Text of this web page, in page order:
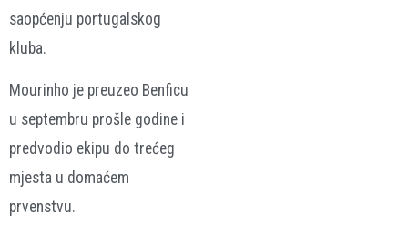
saopćenju portugalskog
kluba.
Mourinho je preuzeo Benficu
u septembru prošle godine i
predvodio ekipu do trećeg
mjesta u domaćem
prvenstvu.